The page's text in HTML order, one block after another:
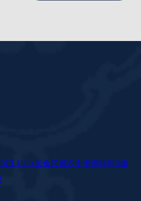
医⾷同源の中華調味料3種